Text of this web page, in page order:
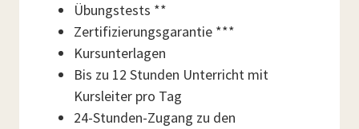
Übungstests **
Zertifizierungsgarantie ***
Kursunterlagen
Bis zu 12 Stunden Unterricht mit
Kursleiter pro Tag
24-Stunden-Zugang zu den